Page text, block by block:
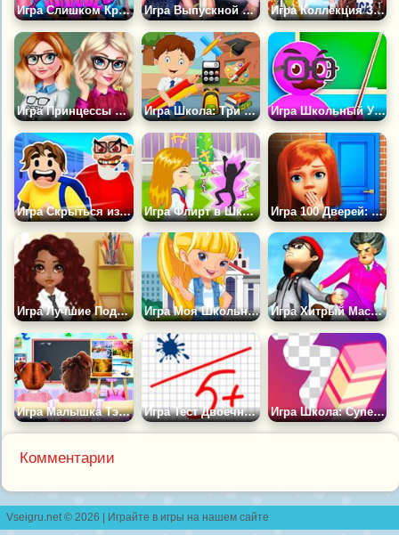
Игра Слишком Крутые Для Школы Игра Выпускной Бал Принцесс Игра Коллекция Золушки для Школы
Игра Принцессы Снова Идут в Школу Игра Школа: Три в Ряд Игра Школьный Учитель
Игра Скрыться из Школы Игра Флирт в Школе Игра 100 Дверей: Побег из Комнаты
Игра Лучшие Подруги Спешат в Школу Игра Моя Школьная Форма 2 Игра Хитрый Мастер
Игра Малышка Тэйлор Изучает Времена Года Игра Тест Двоечник или Отличник? Игра Школа: Супер Ластик
Комментарии
Vseigru.net © 2026 | Играйте в игры на нашем сайте